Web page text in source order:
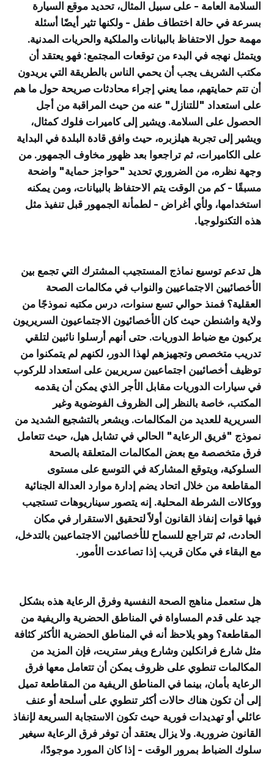
السلامة العامة - على سبيل المثال، تحديد موقع السيارة
بسرعة في حالة اختطاف طفل - ولكنها تثير أيضًا أسئلة
مهمة حول الاحتفاظ بالبيانات والملكية والحريات المدنية.
ويتمثل نهجه في البدء من توقعات المجتمع: فهو يعتقد أن
مكتب الشريف يجب أن يحمي الناس بالطريقة التي يريدون
أن تتم حمايتهم، مما يعني إجراء محادثات صريحة حول ما هم
على استعداد "للتنازل" عنه من حيث المراقبة من أجل
الحصول على السلامة. ويشير إلى كاميرات فلوك كمثال،
ويشير إلى تجربة هيلزبره، حيث وافق قادة البلدة في البداية
على الكاميرات، ثم تراجعوا بعد ظهور مخاوف الجمهور. من
وجهة نظره، من الضروري تحديد "حواجز حماية" واضحة
مسبقًا - كم من الوقت يتم الاحتفاظ بالبيانات، ومن يمكنه
استخدامها، ولأي أغراض - لطمأنة الجمهور قبل تنفيذ مثل
هذه التكنولوجيا.
هل تدعم توسيع نماذج المستجيب المشترك التي تجمع بين
الأخصائيين الاجتماعيين والنواب في مكالمات الصحة
العقلية؟ فمنذ حوالي تسع سنوات، درس مكتبه نموذجًا من
ولاية واشنطن حيث كان الأخصائيون الاجتماعيون السريريون
يركبون مع ضباط الدوريات. حتى أنهم أرسلوا نائبين لتلقي
تدريب متخصص وتجهيزهم لهذا الدور، لكنهم لم يتمكنوا من
توظيف أخصائيين اجتماعيين سريريين على استعداد للركوب
في سيارات الدوريات مقابل الأجر الذي يمكن أن يقدمه
المكتب، خاصة بالنظر إلى الظروف الفوضوية وغير
السريرية للعديد من المكالمات. ويشعر بالتشجيع الشديد من
نموذج "فريق الرعاية" الحالي في تشابل هيل، حيث تتعامل
فرق متخصصة مع بعض المكالمات المتعلقة بالصحة
السلوكية، ويتوقع المشاركة في التوسع على مستوى
المقاطعة من خلال اتحاد يضم إدارة موارد العدالة الجنائية
ووكالات الشرطة المحلية. إنه يتصور سيناريوهات تستجيب
فيها قوات إنفاذ القانون أولاً لتحقيق الاستقرار في مكان
الحادث، ثم تتراجع للسماح للأخصائيين الاجتماعيين بالتدخل،
مع البقاء في مكان قريب إذا تصاعدت الأمور.
هل ستعمل مناهج الصحة النفسية وفرق الرعاية هذه بشكل
جيد على قدم المساواة في المناطق الحضرية والريفية من
المقاطعة؟ وهو يلاحظ أنه في المناطق الحضرية الأكثر كثافة
مثل شارع فرانكلين وشارع ويفر ستريت، فإن المزيد من
المكالمات تنطوي على ظروف يمكن أن تتعامل معها فرق
الرعاية بأمان، بينما في المناطق الريفية من المقاطعة تميل
إلى أن تكون هناك حالات أكثر تنطوي على أسلحة أو عنف
عائلي أو تهديدات فورية حيث تكون الاستجابة السريعة لإنفاذ
القانون ضرورية. ولا يزال يعتقد أن توفر فرق الرعاية سيغير
سلوك الضباط بمرور الوقت - إذا كان المورد موجودًا،